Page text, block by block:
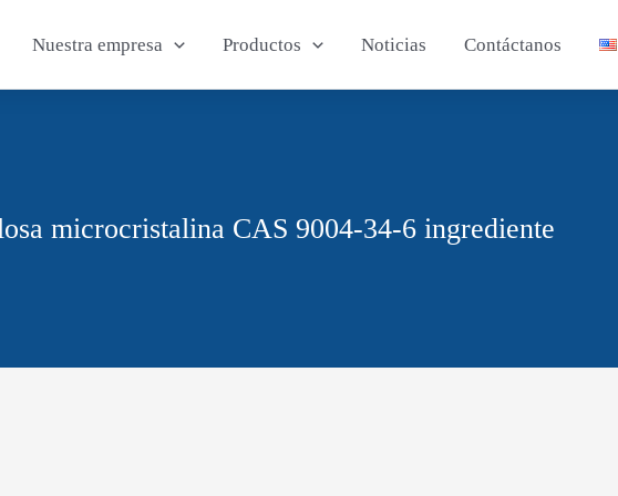
Nuestra empresa Productos Noticias Contáctanos
microcristalina CAS 9004-34-6 ingrediente